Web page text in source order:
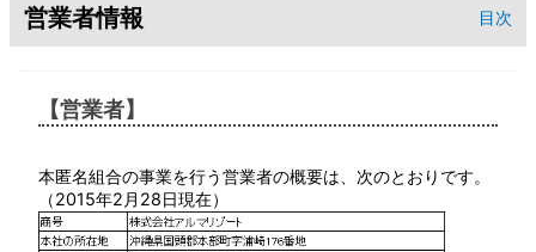
営業者情報 目次
【営業者】
本匿名組合の事業を行う営業者の概要は、次のとおりです。
（2015年2月28日現在）